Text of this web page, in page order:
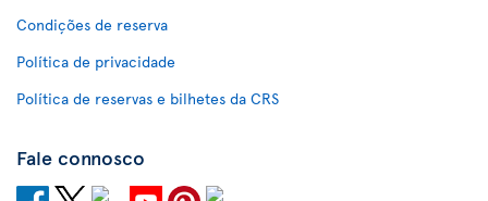
Condições de reserva
Política de privacidade
Política de reservas e bilhetes da CRS
Fale connosco